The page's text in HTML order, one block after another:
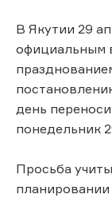
В Якутии 29
официальным
день
понедельник
Просьба